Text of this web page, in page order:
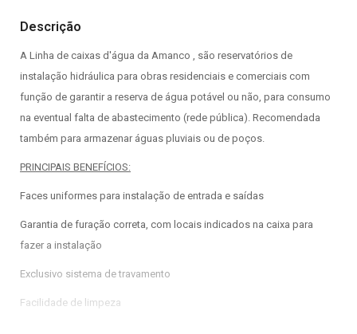
Descrição
A Linha de caixas d'água da Amanco , são reservatórios de
instalação hidráulica para obras residenciais e comerciais com
função de garantir a reserva de água potável ou não, para consumo
na eventual falta de abastecimento (rede pública). Recomendada
também para armazenar águas pluviais ou de poços.
PRINCIPAIS BENEFÍCIOS:
Faces uniformes para instalação de entrada e saídas
Garantia de furação correta, com locais indicados na caixa para
fazer a instalação
Exclusivo sistema de travamento
Facilidade de limpeza